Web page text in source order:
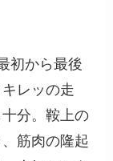
初から最後
レッの走
分。鞍上の
筋肉の隆起